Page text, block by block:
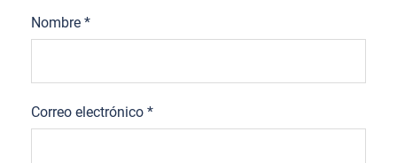
Nombre *
Correo electrónico *